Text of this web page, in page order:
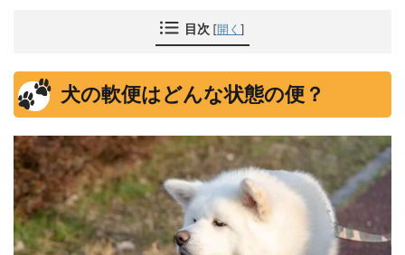
目次 [開く ]
犬の軟便はどんな状態の便？